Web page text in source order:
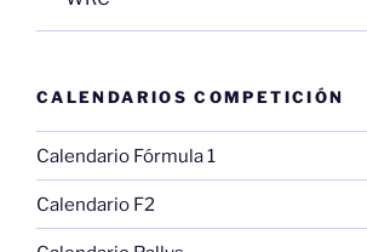
CALENDARIOS COMPETICIÓN
Calendario Fórmula 1
Calendario F2